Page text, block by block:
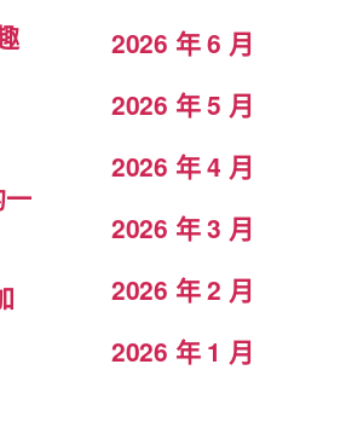
2026 年 6 月
2026 年 5 月
2026 年 4 月
2026 年 3 月
2026 年 2 月
2026 年 1 月